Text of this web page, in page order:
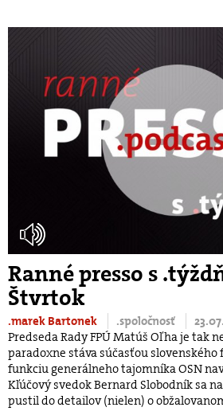
Ranné presso s
Štvrtok
.marek Bartonek .spoločnosť
Predseda Rady FPÚ Matúš Oľha je tak
paradoxne stáva súčasťou
funkciu generálneho tajomníka OSN
Kľúčový svedok Bernard Slobodník sa
pustil do detailov (nielen) o